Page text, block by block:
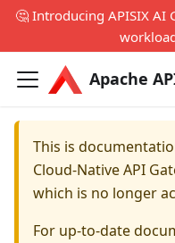
🤔 Introducing APISIX AI
Apache
This is
Cloud-Native API
which is no longer
For up-to-date